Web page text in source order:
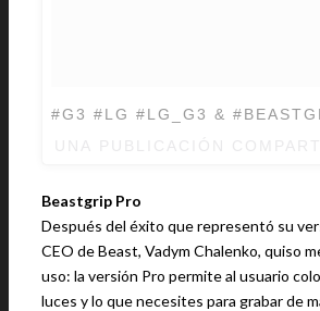
#G3 #LG #LG_G3 &
Beastgrip Pro
Después del éxito que representó su
CEO de Beast, Vadym Chalenko, quiso
uso: la versión Pro permite al usuario
luces y lo que necesites para grabar de